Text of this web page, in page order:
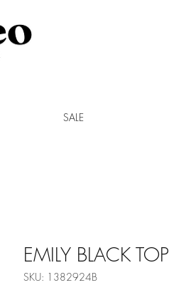
SALE
EMILY BLACK TOP
SKU: 1382924B